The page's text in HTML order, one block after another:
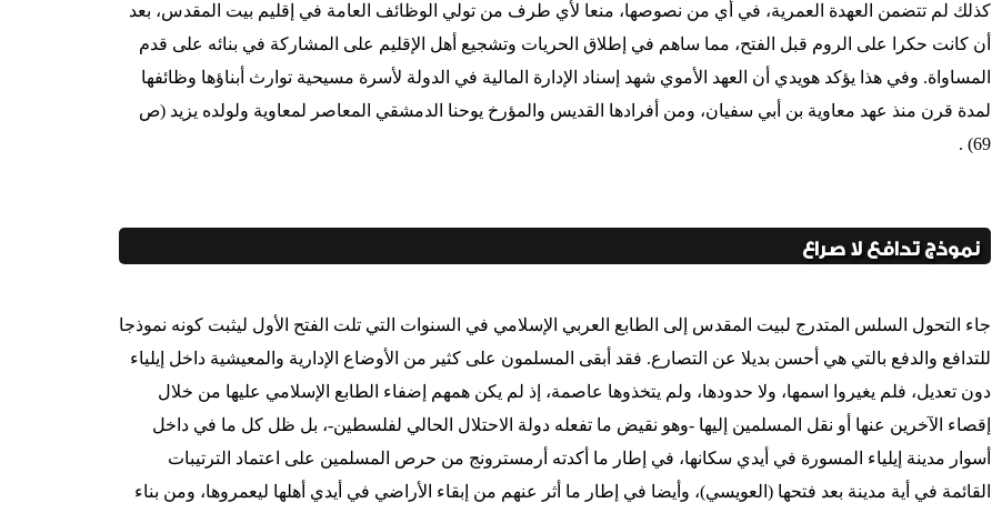
كذلك لم تتضمن العهدة العمرية، في أي من نصوصها، منعا لأي طرف من تولي الوظائف العامة في إقليم بيت المقدس، بعد
أن كانت حكرا على الروم قبل الفتح، مما ساهم في إطلاق الحريات وتشجيع أهل الإقليم على المشاركة في بنائه على قدم
المساواة. وفي هذا يؤكد هويدي أن العهد الأموي شهد إسناد الإدارة المالية في الدولة لأسرة مسيحية توارث أبناؤها وظائفها
لمدة قرن منذ عهد معاوية بن أبي سفيان، ومن أفرادها القديس والمؤرخ يوحنا الدمشقي المعاصر لمعاوية ولولده يزيد (ص
69) .
نموذج تدافع لا صراع
جاء التحول السلس المتدرج لبيت المقدس إلى الطابع العربي الإسلامي في السنوات التي تلت الفتح الأول ليثبت كونه نموذجا
للتدافع والدفع بالتي هي أحسن بديلا عن التصارع. فقد أبقى المسلمون على كثير من الأوضاع الإدارية والمعيشية داخل إيلياء
دون تعديل، فلم يغيروا اسمها، ولا حدودها، ولم يتخذوها عاصمة، إذ لم يكن همهم إضفاء الطابع الإسلامي عليها من خلال
إقصاء الآخرين عنها أو نقل المسلمين إليها -وهو نقيض ما تفعله دولة الاحتلال الحالي لفلسطين-، بل ظل كل ما في داخل
أسوار مدينة إيلياء المسورة في أيدي سكانها، في إطار ما أكدته أرمسترونج من حرص المسلمين على اعتماد الترتيبات
القائمة في أية مدينة بعد فتحها (العويسي)، وأيضا في إطار ما أثر عنهم من إبقاء الأراضي في أيدي أهلها ليعمروها، ومن بناء